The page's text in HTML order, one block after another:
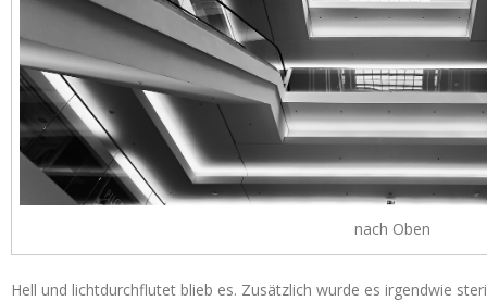
nach Oben
Hell und lichtdurchflutet blieb es. Zusätzlich wurde es irgendwie